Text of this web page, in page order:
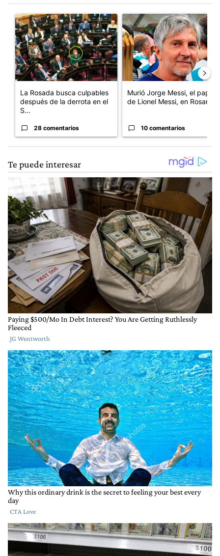
Un artículo de tendencia con el título "La Rosada busca
La Rosada busca culpables
después de la derrota en el
S...
28 comentarios
Un artículo de tendencia con
Murió Jorge Messi, el papá
de Lionel Messi, en Rosario
10 comentarios